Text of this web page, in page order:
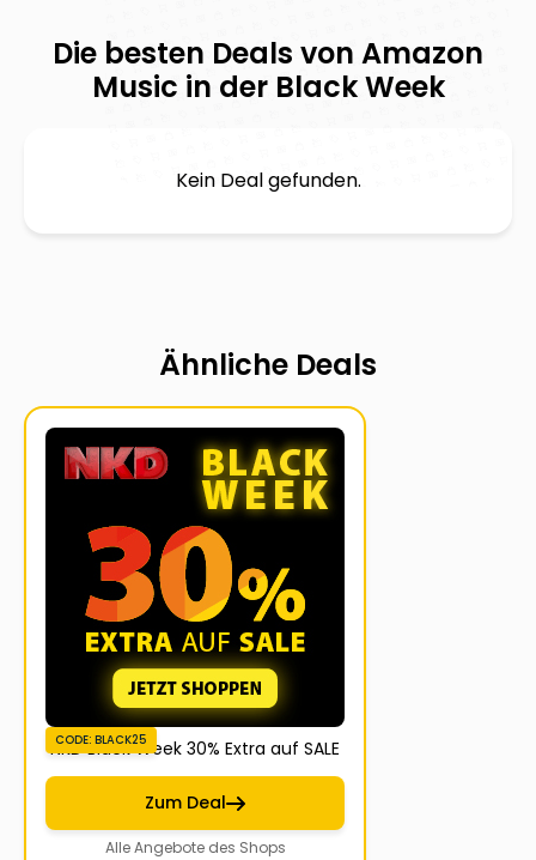
Die besten Deals von Amazon
Music in der Black Week
Kein Deal gefunden.
Ähnliche Deals
CODE: BLACK25
NKD Black Week 30% Extra auf SALE
Zum Deal
Alle Angebote des Shops